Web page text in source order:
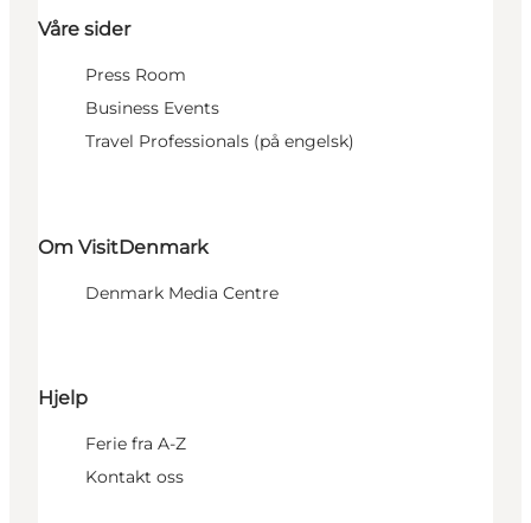
Våre sider
Press Room
Business Events
Travel Professionals (på engelsk)
Om VisitDenmark
Denmark Media Centre
Hjelp
Ferie fra A-Z
Kontakt oss